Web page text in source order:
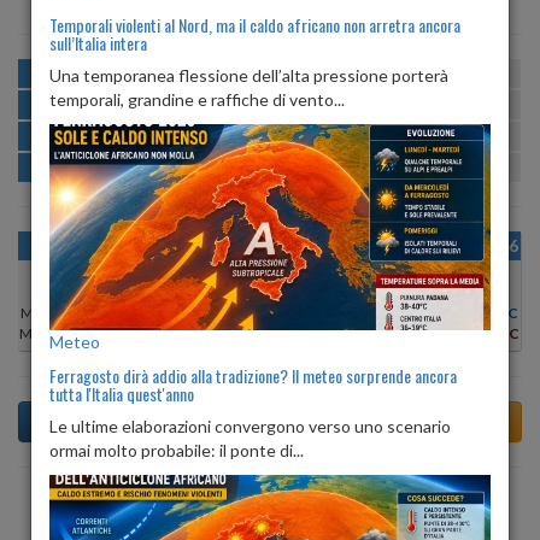
MATTINA min:18º max:26º U:
POMERIGGIO min:27º max:29º
SERA min:23º max:30º U:67% 79%
NOTTE min: 18º max:22º U:77%
OGGI
Min:
26°C
Max:28°C
MAR 11
Min:
Max:28°C
MER 12
Min:25°C
Max:27°C
GIO 13
Min:
25°C
Max:27°C
VEN 14
Max:27°C
SAB 15
Min:26°C
Max:28°C
DOM 16
27°C
Max:29°C
Previsioni del Tempo a Tollegno tra 6 giorni
Temporali violenti al Nord, ma il caldo africano non arretra ancora
sull’Italia intera
Una temporanea flessione dell’alta pressione porterà
temporali, grandine e raffiche di vento...
Meteo
Ferragosto dirà addio alla tradizione? Il meteo sorprende ancora
tutta l'Italia quest'anno
Le ultime elaborazioni convergono verso uno scenario
ormai molto probabile: il ponte di...